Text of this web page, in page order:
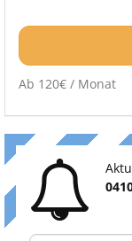
Ab 120€ / Monat